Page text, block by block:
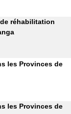
de réhabilitation
les Provinces de
les Provinces de